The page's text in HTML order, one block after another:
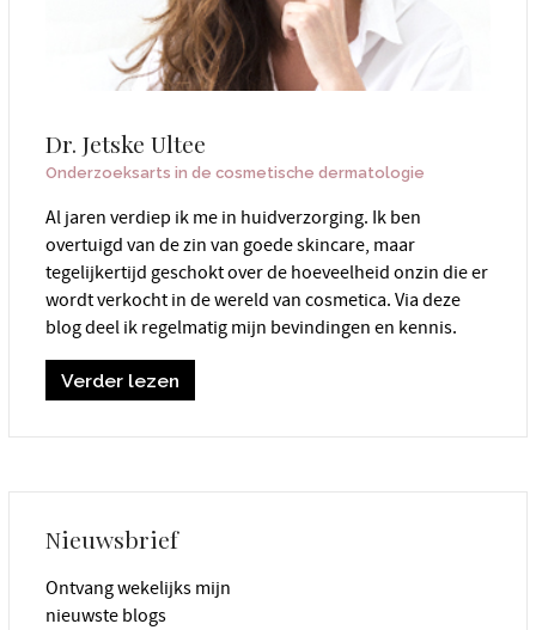
Dr. Jetske Ultee
Onderzoeksarts in de cosmetische dermatologie
Al jaren verdiep ik me in huidverzorging. Ik ben
overtuigd van de zin van goede skincare, maar
tegelijkertijd geschokt over de hoeveelheid onzin die er
wordt verkocht in de wereld van cosmetica. Via deze
blog deel ik regelmatig mijn bevindingen en kennis.
Verder lezen
Nieuwsbrief
Ontvang wekelijks mijn
nieuwste blogs